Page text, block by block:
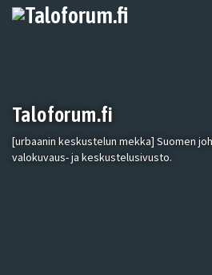
Taloforum.fi
[urbaanin keskustelun mekka] Suomen
valokuvaus- ja keskustelusivusto.